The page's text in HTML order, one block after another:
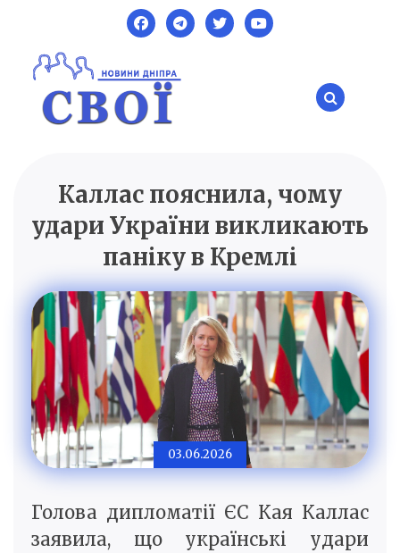
content
SVOI.DP.UA
Новини Дніпра
Каллас пояснила, чому
удари України викликають
паніку в Кремлі
03.06.2026
Голова дипломатії ЄС Кая Каллас
заявила, що українські удари